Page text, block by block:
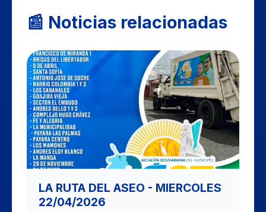
📰 Noticias relacionadas
LA RUTA DEL ASEO - MIERCOLES
22/04/2026